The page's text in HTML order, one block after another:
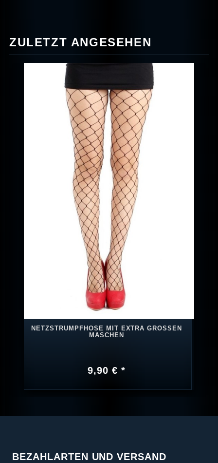
ZULETZT ANGESEHEN
NETZSTRUMPFHOSE MIT EXTRA GROSSEN M
ASCHEN
9,90 € *
BEZAHLARTEN UND VERSAND